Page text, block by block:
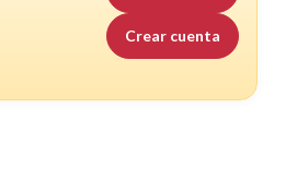
Crear cuenta